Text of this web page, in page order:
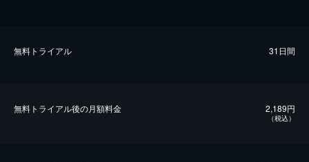
無料トライアル 31日間
無料トライアル後の⽉額料金 2,189円
（税込）